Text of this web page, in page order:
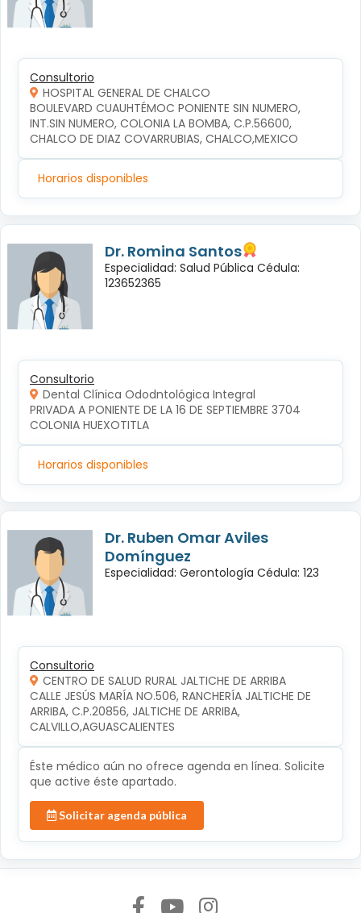
Consultorio
HOSPITAL GENERAL DE CHALCO
BOULEVARD CUAUHTÉMOC PONIENTE SIN NUMERO,
INT.SIN NUMERO, COLONIA LA BOMBA, C.P.56600,
CHALCO DE DIAZ COVARRUBIAS, CHALCO,MEXICO
Horarios disponibles
Dr. Romina Santos
Especialidad: Salud Pública Cédula:
123652365
Consultorio
Dental Clínica Ododntológica Integral
PRIVADA A PONIENTE DE LA 16 DE SEPTIEMBRE 3704
COLONIA HUEXOTITLA
Horarios disponibles
Dr. Ruben Omar Aviles
Domínguez
Especialidad: Gerontología Cédula: 123
Consultorio
CENTRO DE SALUD RURAL JALTICHE DE ARRIBA
CALLE JESÚS MARÍA NO.506, RANCHERÍA JALTICHE DE
ARRIBA, C.P.20856, JALTICHE DE ARRIBA,
CALVILLO,AGUASCALIENTES
Éste médico aún no ofrece agenda en línea. Solicite
que active éste apartado.
Solicitar agenda pública